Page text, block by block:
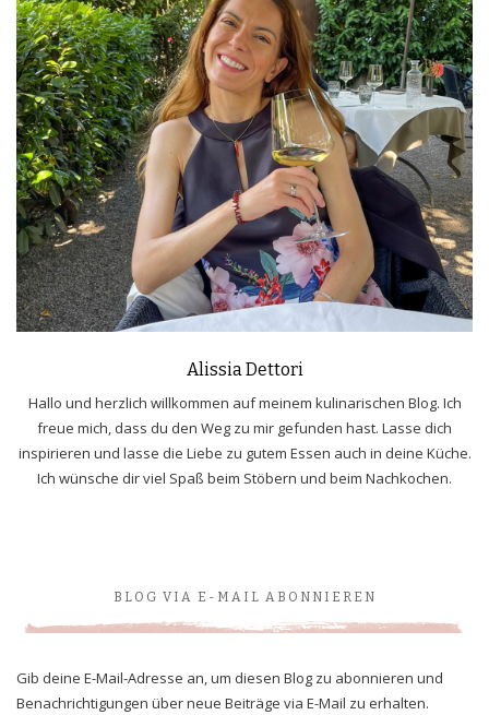
Alissia Dettori
Hallo und herzlich willkommen auf meinem kulinarischen Blog. Ich
freue mich, dass du den Weg zu mir gefunden hast. Lasse dich
inspirieren und lasse die Liebe zu gutem Essen auch in deine Küche.
Ich wünsche dir viel Spaß beim Stöbern und beim Nachkochen.
BLOG VIA E-MAIL ABONNIEREN
Gib deine E-Mail-Adresse an, um diesen Blog zu abonnieren und
Benachrichtigungen über neue Beiträge via E-Mail zu erhalten.